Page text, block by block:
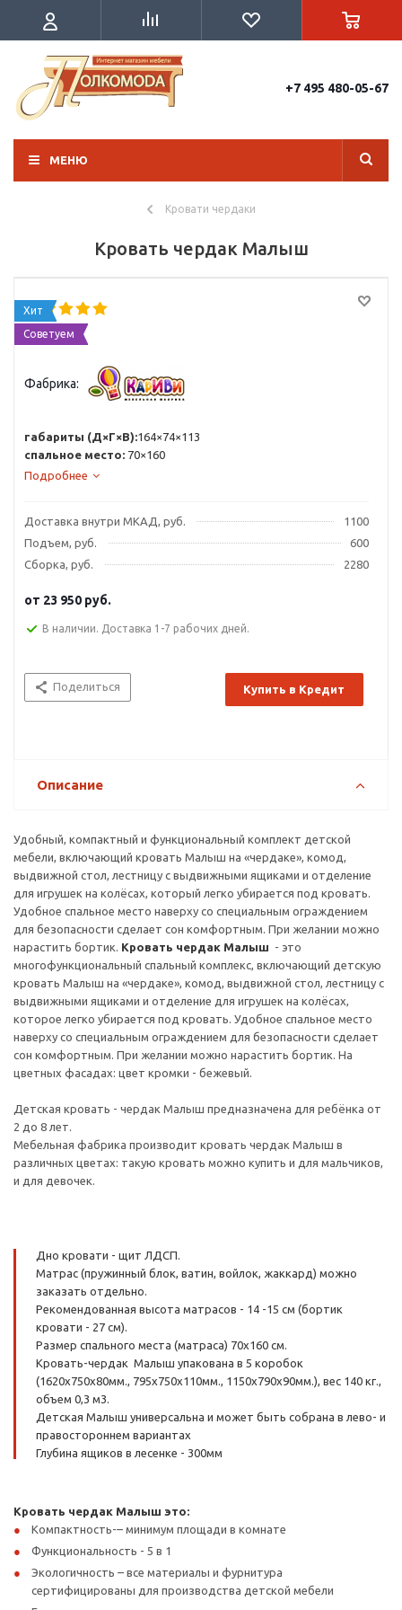
+7 495 480-05-67
МЕНЮ
Кровати чердаки
Кровать чердак Малыш
Хит
Советуем
Фабрика:
габариты (Д×Г×В):164×74×113
спальное место: 70×160
Подробнее
Доставка внутри МКАД, руб.
1100
Подъем, руб.
600
Сборка, руб.
2280
от 23 950 руб.
В наличии. Доставка 1-7 рабочих дней.
Поделиться Купить в Кредит
Описание
Удобный, компактный и функциональный комплект детской
мебели, включающий кровать Малыш на «чердаке», комод,
выдвижной стол, лестницу с выдвижными ящиками и отделение
для игрушек на колёсах, который легко убирается под кровать.
Удобное спальное место наверху со специальным ограждением
для безопасности сделает сон комфортным. При желании можно
нарастить бортик. Кровать чердак Малыш - это
многофункциональный спальный комплекс, включающий детскую
кровать Малыш на «чердаке», комод, выдвижной стол, лестницу с
выдвижными ящиками и отделение для игрушек на колёсах,
которое легко убирается под кровать. Удобное спальное место
наверху со специальным ограждением для безопасности сделает
сон комфортным. При желании можно нарастить бортик. На
цветных фасадах: цвет кромки - бежевый.
Детская кровать - чердак Малыш предназначена для ребёнка от
2 до 8 лет.
Мебельная фабрика производит кровать чердак Малыш в
различных цветах: такую кровать можно купить и для мальчиков,
и для девочек.
Дно кровати - щит ЛДСП.
Матрас (пружинный блок, ватин, войлок, жаккард) можно
заказать отдельно.
Рекомендованная высота матрасов - 14 -15 см (бортик
кровати - 27 см).
Размер спального места (матраса) 70х160 см.
Кровать-чердак Малыш упакована в 5 коробок
(1620х750х80мм., 795х750х110мм., 1150х790х90мм.), вес 140 кг.,
объем 0,3 м3.
Детская Малыш универсальна и может быть собрана в лево- и
правостороннем вариантах
Глубина ящиков в лесенке - 300мм
Кровать чердак Малыш это:
Компактность-– минимум площади в комнате
Функциональность - 5 в 1
Экологичность – все материалы и фурнитура
сертифицированы для производства детской мебели